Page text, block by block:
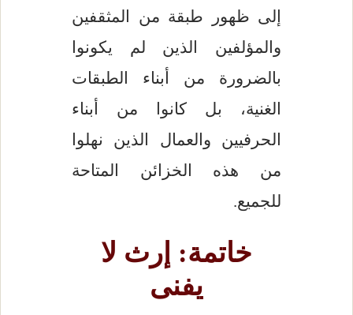
إلى ظهور طبقة من المثقفين
والمؤلفين الذين لم يكونوا
بالضرورة من أبناء الطبقات
الغنية، بل كانوا من أبناء
الحرفيين والعمال الذين نهلوا
من هذه الخزائن المتاحة
للجميع.
خاتمة: إرث لا
يفنى